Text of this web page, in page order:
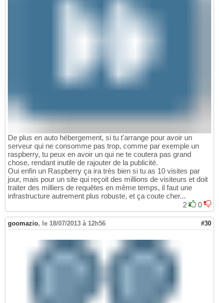
De plus en auto hébergement, si tu t'arrange pour avoir un
serveur qui ne consomme pas trop, comme par exemple un
raspberry, tu peux en avoir un qui ne te coutera pas grand
chose, rendant inutile de rajouter de la publicité.
Oui enfin un Raspberry ça ira très bien si tu as 10 visites par
jour, mais pour un site qui reçoit des millions de visiteurs et doit
traiter des milliers de requêtes en même temps, il faut une
infrastructure autrement plus robuste, et ça coute cher...
2
0
goomazio, le 18/07/2013 à 12h56 #30